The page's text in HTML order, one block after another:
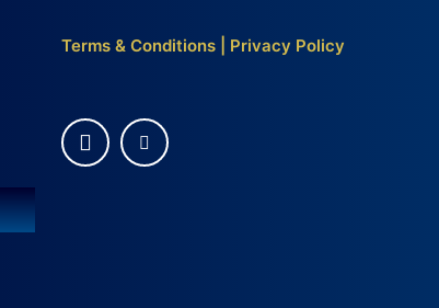
Terms & Conditions Privacy Policy